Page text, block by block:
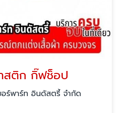
สติก กิ๊ฟช็อป
ร์พาร์ท อินดัสตรี้ จำกัด